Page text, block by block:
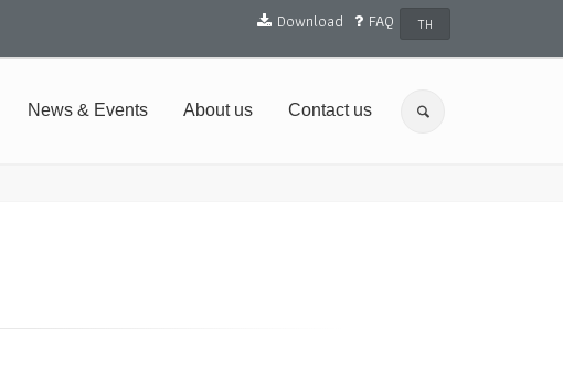
Download FAQ TH
News & Events About us Contact us